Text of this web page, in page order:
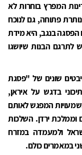
המפרץ בוחרות לא
פתוחה, גם לנוכח
בנגב, היא מידת
לתרגם הבנות שיושגו
שונים של "פסגת
בדגש על איראן,
המפגש לאותם
וממלכת ירדן. השלכות
ולמעמדה במזרח
במאמרים כולם.